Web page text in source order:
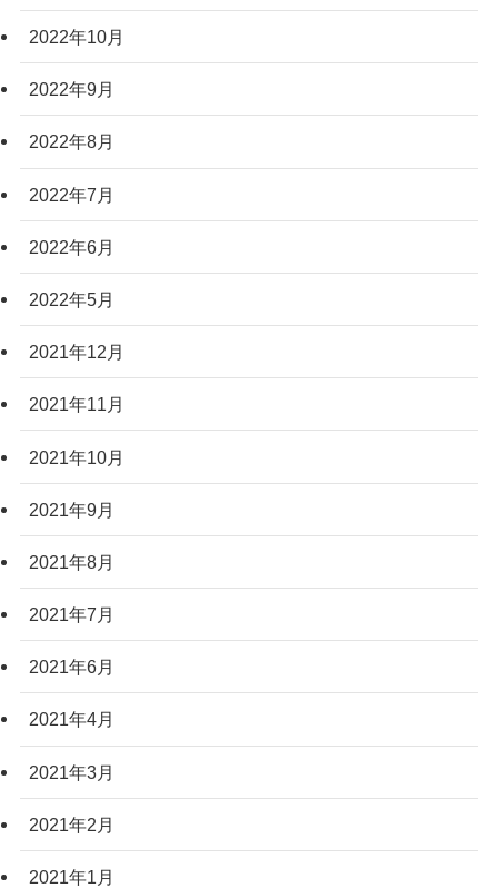
2022年10月
2022年9月
2022年8月
2022年7月
2022年6月
2022年5月
2021年12月
2021年11月
2021年10月
2021年9月
2021年8月
2021年7月
2021年6月
2021年4月
2021年3月
2021年2月
2021年1月